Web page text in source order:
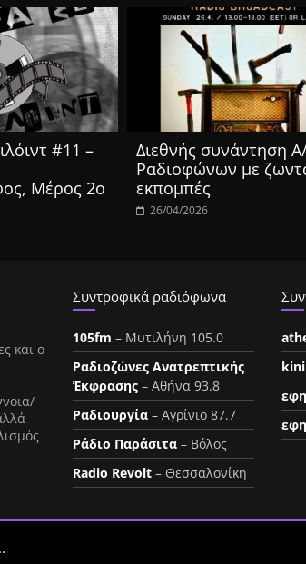
#11 –
Μέρος 2ο
Διεθνής συνάντηση
Ραδιοφώνων με
εκπομπές
26/04/2026
και ο
Συντροφικά ραδιόφωνα
105fm – Μυτιλήνη 105.0
Ραδιοζώνες Ανατρεπτικής
Έκφρασης – Αθήνα 93.8
Ραδιουργία – Αγρίνιο 87.7
Ράδιο Παράσιτα – Βόλος
Radio Revolt – Θεσσαλονίκη